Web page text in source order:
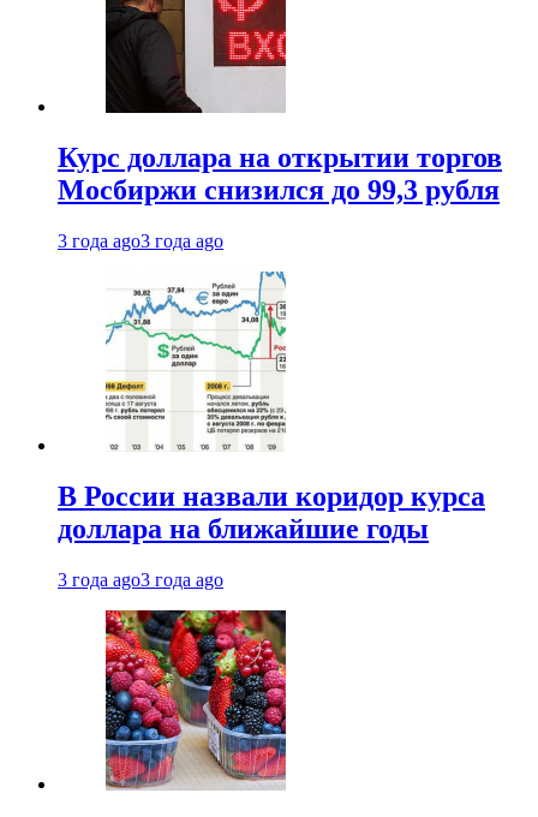
Курс доллара на открытии торгов
Мосбиржи снизился до 99,3 рубля
3 года ago3 года ago
В России назвали коридор курса
доллара на ближайшие годы
3 года ago3 года ago